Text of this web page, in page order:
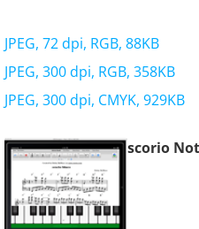
JPEG, 72 dpi, RGB, 88KB
JPEG, 300 dpi, RGB, 358KB
JPEG, 300 dpi, CMYK, 929KB
scorio